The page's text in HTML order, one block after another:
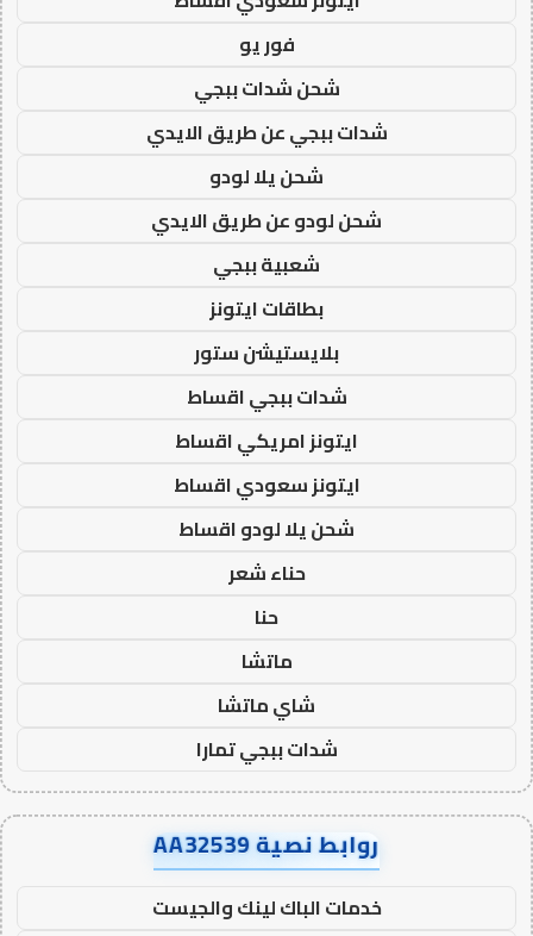
فور يو
شحن شدات ببجي
شدات ببجي عن طريق الايدي
شحن يلا لودو
شحن لودو عن طريق الايدي
شعبية ببجي
بطاقات ايتونز
بلايستيشن ستور
شدات ببجي اقساط
ايتونز امريكي اقساط
ايتونز سعودي اقساط
شحن يلا لودو اقساط
حناء شعر
حنا
ماتشا
شاي ماتشا
شدات ببجي تمارا
روابط نصية AA32539
خدمات الباك لينك والجيست